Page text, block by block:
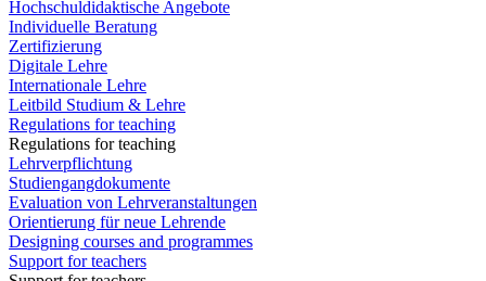
Hochschuldidaktische Angebote
Individuelle Beratung
Zertifizierung
Digitale Lehre
Internationale Lehre
Leitbild Studium & Lehre
Regulations for teaching
Regulations for teaching
Lehrverpflichtung
Studiengangdokumente
Evaluation von Lehrveranstaltungen
Orientierung für neue Lehrende
Designing courses and programmes
Support for teachers